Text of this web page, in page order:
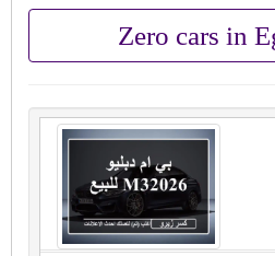
Zero cars in